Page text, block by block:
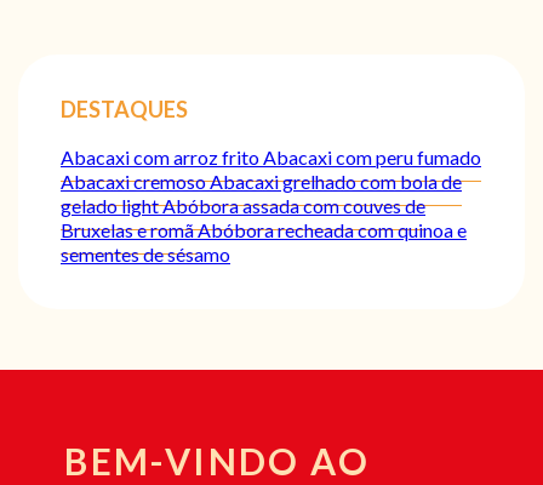
DESTAQUES
Abacaxi com arroz frito Abacaxi com peru fumado
Abacaxi cremosoAbacaxi grelhado com bola de
gelado lightAbóbora assada com couves de
Bruxelas e romãAbóbora recheada com quinoa e
sementes de sésamo
BEM-VINDO AO